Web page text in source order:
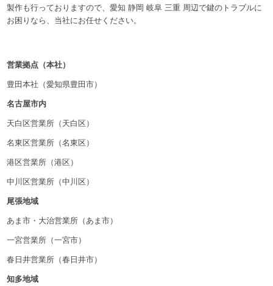
製作も行っておりますので、愛知 静岡 岐阜 三重 周辺で鍵のトラブルに
お困りなら、当社にお任せください。
営業拠点（本社）
豊田本社（愛知県豊田市）
名古屋市内
天白区営業所（天白区）
名東区営業所（名東区）
港区営業所（港区）
中川区営業所（中川区）
尾張地域
あま市・大治営業所（あま市）
一宮営業所（一宮市）
春日井営業所（春日井市）
知多地域